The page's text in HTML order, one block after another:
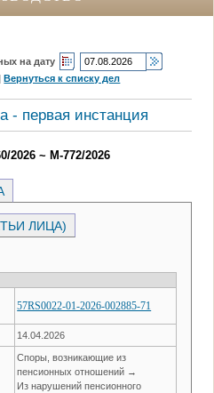
на дату
Вернуться к списку дел
- первая инстанция
2026 ~ М-772/2026
ЛИЦА)
57RS0022-01-2026-002885-71
14.04.2026
Споры, возникающие из
пенсионных отношений →
Из нарушений пенсионного